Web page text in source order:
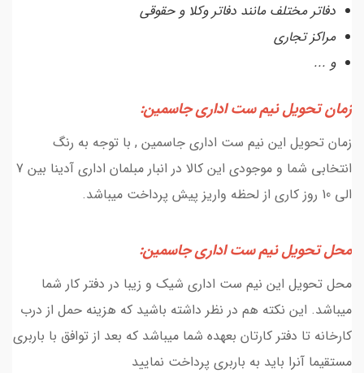
دفاتر مختلف مانند دفاتر وکلا و حقوقی
مراکز تجاری
و ...
زمان تحویل نیم ست اداری جاسمین:
زمان تحویل این نیم ست اداری جاسمین , با توجه به رنگ
انتخابی شما و موجودی این کالا در انبار مبلمان اداری آدینا بین 7
الی 10 روز کاری از لحظه واریز پیش پرداخت میباشد.
محل تحویل نیم ست اداری جاسمین:
محل تحویل این نیم ست اداری شیک و زیبا در دفتر کار شما
میباشد. این نکته هم در نظر داشته باشید که هزینه حمل از درب
کارخانه تا دفتر کارتان بعهده شما میباشد که بعد از توافق با باربری
مستقیما آنرا باید به باربری پرداخت نمایید